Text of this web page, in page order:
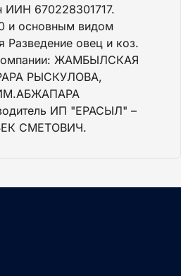
ИИН 670228301717.
и основным видом
Разведение овец и коз.
ЖАМБЫЛСКАЯ
РЫСКУЛОВА,
ИП "ЕРАСЫЛ" –
СМЕТОВИЧ.